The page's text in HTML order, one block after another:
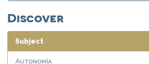
Discover
Subject
Autonomía